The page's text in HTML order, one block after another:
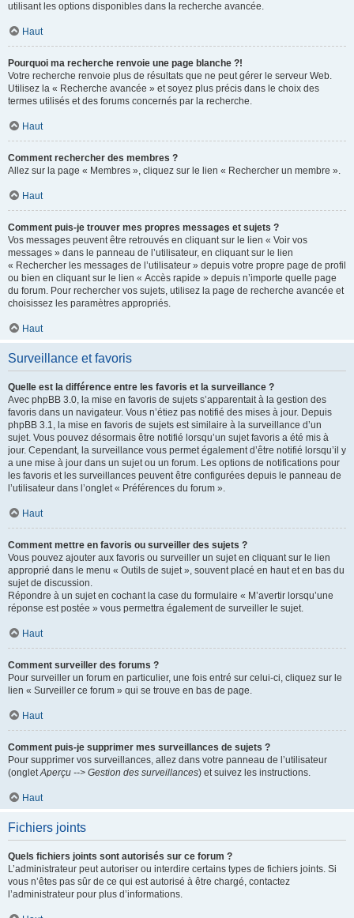
utilisant les options disponibles dans la recherche avancée.
Haut
Pourquoi ma recherche renvoie une page blanche ?!
Votre recherche renvoie plus de résultats que ne peut gérer le serveur Web.
Utilisez la « Recherche avancée » et soyez plus précis dans le choix des
termes utilisés et des forums concernés par la recherche.
Haut
Comment rechercher des membres ?
Allez sur la page « Membres », cliquez sur le lien « Rechercher un membre ».
Haut
Comment puis-je trouver mes propres messages et sujets ?
Vos messages peuvent être retrouvés en cliquant sur le lien « Voir vos
messages » dans le panneau de l’utilisateur, en cliquant sur le lien
« Rechercher les messages de l’utilisateur » depuis votre propre page de profil
ou bien en cliquant sur le lien « Accès rapide » depuis n’importe quelle page
du forum. Pour rechercher vos sujets, utilisez la page de recherche avancée et
choisissez les paramètres appropriés.
Haut
Surveillance et favoris
Quelle est la différence entre les favoris et la surveillance ?
Avec phpBB 3.0, la mise en favoris de sujets s’apparentait à la gestion des
favoris dans un navigateur. Vous n’étiez pas notifié des mises à jour. Depuis
phpBB 3.1, la mise en favoris de sujets est similaire à la surveillance d’un
sujet. Vous pouvez désormais être notifié lorsqu’un sujet favoris a été mis à
jour. Cependant, la surveillance vous permet également d’être notifié lorsqu’il y
a une mise à jour dans un sujet ou un forum. Les options de notifications pour
les favoris et les surveillances peuvent être configurées depuis le panneau de
l’utilisateur dans l’onglet « Préférences du forum ».
Haut
Comment mettre en favoris ou surveiller des sujets ?
Vous pouvez ajouter aux favoris ou surveiller un sujet en cliquant sur le lien
approprié dans le menu « Outils de sujet », souvent placé en haut et en bas du
sujet de discussion.
Répondre à un sujet en cochant la case du formulaire « M’avertir lorsqu’une
réponse est postée » vous permettra également de surveiller le sujet.
Haut
Comment surveiller des forums ?
Pour surveiller un forum en particulier, une fois entré sur celui-ci, cliquez sur le
lien « Surveiller ce forum » qui se trouve en bas de page.
Haut
Comment puis-je supprimer mes surveillances de sujets ?
Pour supprimer vos surveillances, allez dans votre panneau de l’utilisateur
(ongletAperçu --> Gestion des surveillances) et suivez les instructions.
Haut
Fichiers joints
Quels fichiers joints sont autorisés sur ce forum ?
L’administrateur peut autoriser ou interdire certains types de fichiers joints. Si
vous n’êtes pas sûr de ce qui est autorisé à être chargé, contactez
l’administrateur pour plus d’informations.